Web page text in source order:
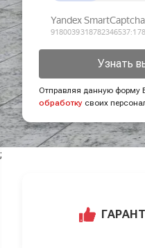
Узнать
Отправляя данную форму
обработку своих
;